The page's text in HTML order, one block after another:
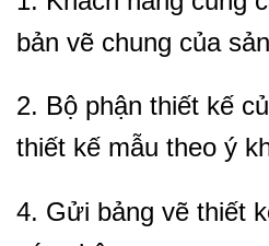
bản vẽ chung của
2. Bộ phận thiết kế
thiết kế mẫu theo ý
4. Gửi bảng vẽ thiết